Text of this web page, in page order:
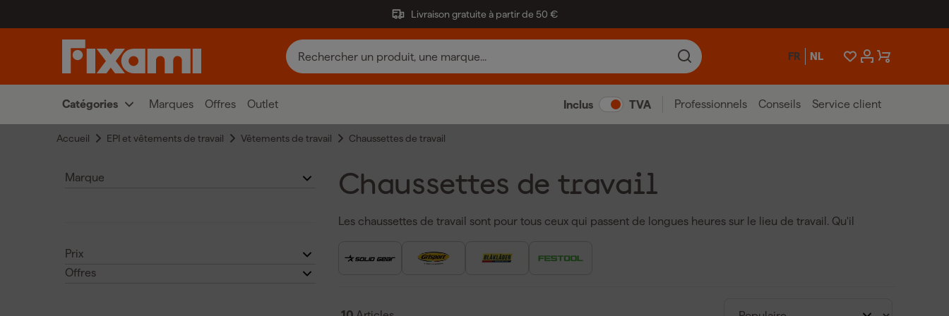
Livraison gratuite à partir de 50 €
FR NL
Catégories Marques Offres Outlet Inclus TVA Professionnels Conseils Service client
Accueil EPI et vêtements de travail Vêtements de travail Chaussettes de travail
Marque
Prix
Offres
Chaussettes de travail
Les chaussettes de travail sont pour tous ceux qui passent de longues heures sur le lieu de travail. Qu'il
confort et protection pour vos pieds. Les chaussettes de travail pour hommes et femmes sont disponibles en